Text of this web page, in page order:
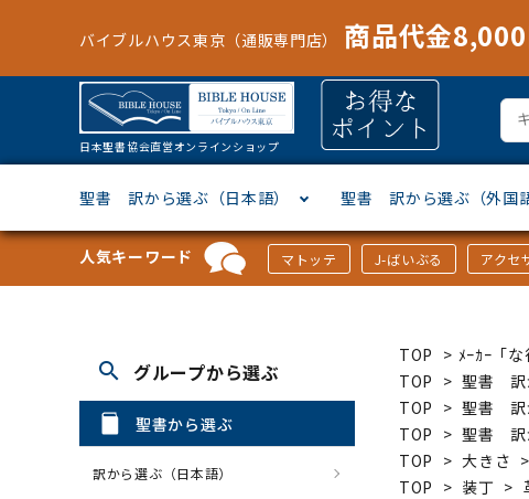
バイブルハウス東京（通販専門店） 商品代金
日本聖書協会直営オンラインショップ
聖書 訳から選ぶ（日本語）
新改訳 フランシス
聖書 訳から選ぶ（外国語
ドイツ語 フランス語
その他ヨー
ジッパー付き聖書カバー ウルトラス
パスケース・ネクタイピン ミニタオル
カード類
聖書通読 キリスト教
クリスマス
「な行」から選ぶ 「は行」
「わ行」
人気キーワード マトッテ J-ばいぶる アクセ
TOP > ﾒｰｶｰ「
TOP > 聖書 訳
TOP > 聖書 訳
TOP > 聖書 訳
TOP > 大きさ >
TOP > 装丁 >
search グループから選ぶ
聖書から選ぶ
訳から選ぶ（日本語）